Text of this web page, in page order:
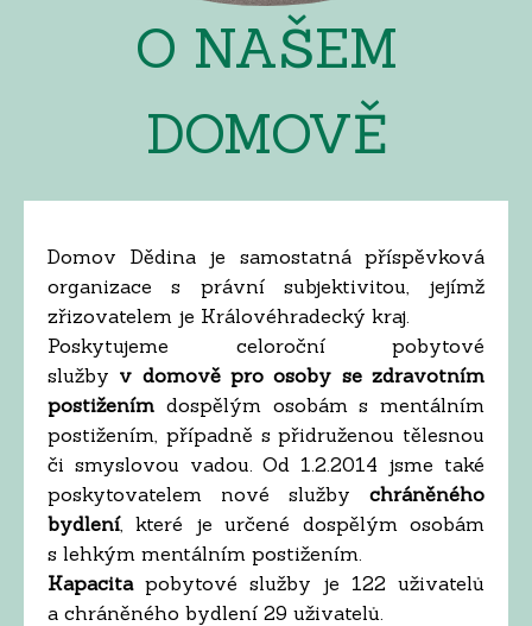
O NAŠEM
DOMOVĚ
Domov Dědina je samostatná příspěvková
organizace s právní subjektivitou, jejímž
zřizovatelem je Královéhradecký kraj.
Poskytujeme celoroční pobytové
služby v domově pro osoby se zdravotním
postižením dospělým osobám s mentálním
postižením, případně s přidruženou tělesnou
či smyslovou vadou. Od 1.2.2014 jsme také
poskytovatelem nové služby chráněného
bydlení, které je určené dospělým osobám
s lehkým mentálním postižením.
Kapacitapobytové služby je 122 uživatelů
a chráněného bydlení 29 uživatelů.